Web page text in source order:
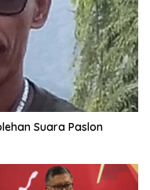
Suara Paslon